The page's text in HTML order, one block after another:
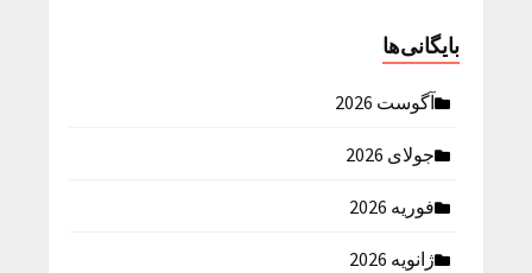
بایگانی‌ها
آگوست 2026
جولای 2026
فوریه 2026
ژانویه 2026